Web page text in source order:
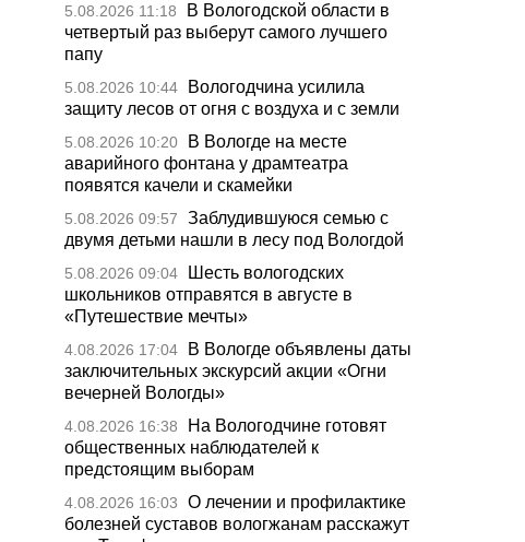
5.08.2026 11:18
В Вологодской области в
четвертый раз выберут самого лучшего
папу
5.08.2026 10:44
Вологодчина усилила
защиту лесов от огня с воздуха и с земли
5.08.2026 10:20
В Вологде на месте
аварийного фонтана у драмтеатра
появятся качели и скамейки
5.08.2026 09:57
Заблудившуюся семью с
двумя детьми нашли в лесу под Вологдой
5.08.2026 09:04
Шесть вологодских
школьников отправятся в августе в
«Путешествие мечты»
4.08.2026 17:04
В Вологде объявлены даты
заключительных экскурсий акции «Огни
вечерней Вологды»
4.08.2026 16:38
На Вологодчине готовят
общественных наблюдателей к
предстоящим выборам
4.08.2026 16:03
О лечении и профилактике
болезней суставов вологжанам расскажут